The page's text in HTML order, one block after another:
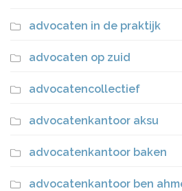
advocaten in de praktijk
advocaten op zuid
advocatencollectief
advocatenkantoor aksu
advocatenkantoor baken
advocatenkantoor ben